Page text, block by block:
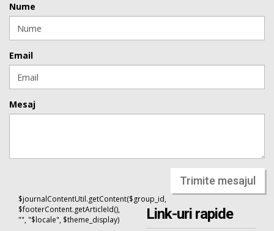
Nume
Email
Mesaj
Trimite mesajul
$journalContentUtil.getContent($group_id,
$footerContent.getArticleId(),
"", "$locale", $theme_display)
Link-uri rapide